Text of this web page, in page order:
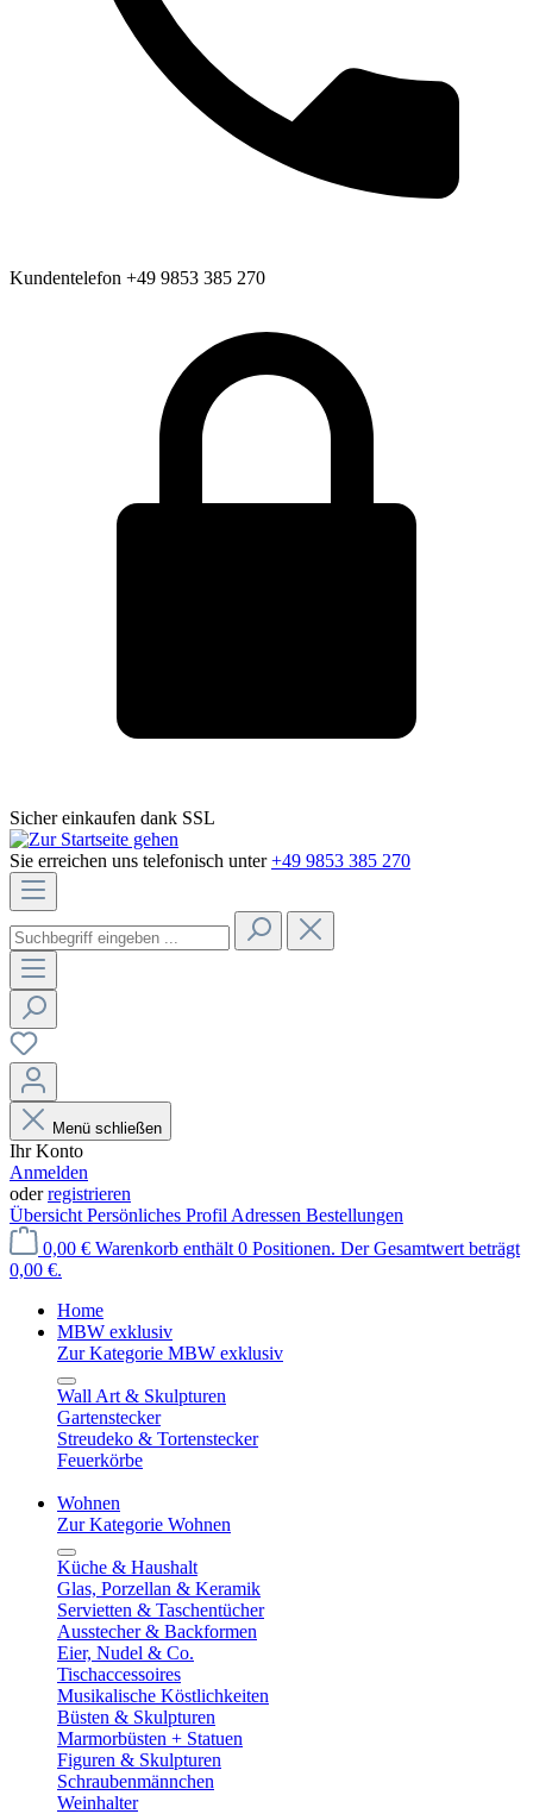
Kundentelefon +49 9853 385 270
Sicher einkaufen dank SSL
Sie erreichen uns telefonisch unter +49 9853 385 270
Menü schließen
Ihr Konto
Anmelden
oderregistrieren
Übersicht Persönliches Profil Adressen Bestellungen
0,00 € Warenkorb enthält 0 Positionen. Der Gesamtwert beträgt
0,00 €.
Home
MBW exklusiv
Zur Kategorie MBW exklusiv
Wall Art & Skulpturen
Gartenstecker
Streudeko & Tortenstecker
Feuerkörbe
Wohnen
Zur Kategorie Wohnen
Küche & Haushalt
Glas, Porzellan & Keramik
Servietten & Taschentücher
Ausstecher & Backformen
Eier, Nudel & Co.
Tischaccessoires
Musikalische Köstlichkeiten
Büsten & Skulpturen
Marmorbüsten + Statuen
Figuren & Skulpturen
Schraubenmännchen
Weinhalter